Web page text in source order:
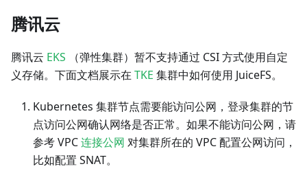
腾讯云
腾讯云 EKS （弹性集群）暂不支持通过 CSI 方式使用自定
义存储。下面文档展示在 TKE 集群中如何使用 JuiceFS。
Kubernetes 集群节点需要能访问公网，登录集群的节
点访问公网确认网络是否正常。如果不能访问公网，请
参考 VPC连接公网 对集群所在的 VPC 配置公网访问，
比如配置 SNAT。